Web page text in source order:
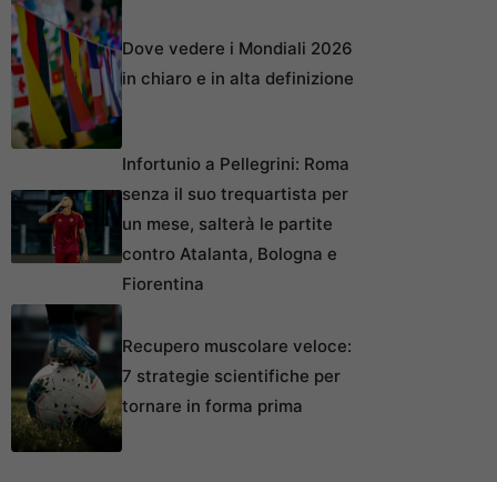
Dove vedere i Mondiali 2026
in chiaro e in alta definizione
Infortunio a Pellegrini: Roma
senza il suo trequartista per
un mese, salterà le partite
contro Atalanta, Bologna e
Fiorentina
Recupero muscolare veloce:
7 strategie scientifiche per
tornare in forma prima